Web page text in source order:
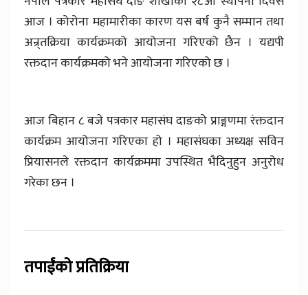
आज । कोरोना महामारीका कारण यस बर्ष कुनै सम्मान तथा
अन्र्तक्रिया कार्यक्रमको आयोजना गरिएको छैन । यद्यपी
रक्तदान कार्यक्रमको भने आयोजना गरिएको छ ।
आज बिहान ८ बजे पत्रकार महासंघ दाङको प्राङ्गणमा रंक्तदान
कार्यक्रम आयोजना गरिएका हो । महासंघका अध्यक्ष सविन
प्रियासनले रक्तदान कार्यक्रममा उपस्थित भैदिनुहुन अनुरोध
गरेका छन ।
तपाईंको प्रतिक्रिया